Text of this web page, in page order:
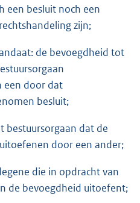
een besluit noch een
zijn;
de bevoegdheid tot
een door dat
besluit;
bestuursorgaan dat de
door een ander;
die in opdracht van
de bevoegdheid uitoefent;